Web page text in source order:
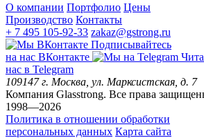
О компании Портфолио Цены
Производство Контакты
+ 7 495 105-92-33 zakaz@gstrong.ru
Подписывайтесь
на наc ВКонтакте
нас в Telegram
109147 г. Москва ул. Марксистская, д. 7
Компания Glasstrong. Все права
1998—2026
Политика в отношении обработки
персональных данных Карта сайта